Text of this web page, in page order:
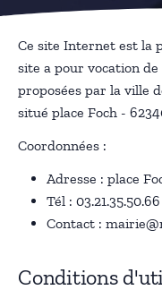
Ce site Internet est la
site a pour vocation
proposées par la ville
situé place Foch -
Coordonnées :
Adresse : place
Tél : 03.21.35.50.66
Contact :
Conditions